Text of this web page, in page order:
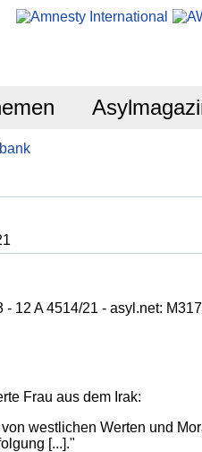
- 12 A 4514/21 - asyl.net:
Frau aus dem Irak:
westlichen Werten und
[...]."